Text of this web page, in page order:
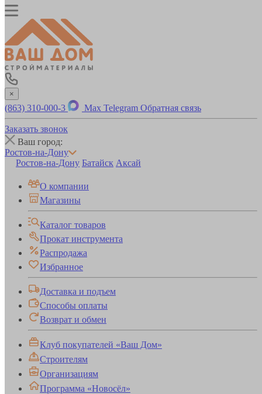
×
(863) 310-000-3 Max Telegram Обратная связь
Заказать звонок
Ваш город:
Ростов-на-Дону
Ростов-на-Дону Батайск Аксай
О компании
Магазины
Каталог товаров
Прокат инструмента
Распродажа
Избранное
Доставка и подъем
Способы оплаты
Возврат и обмен
Клуб покупателей «Ваш Дом»
Строителям
Организациям
Программа «Новосёл»